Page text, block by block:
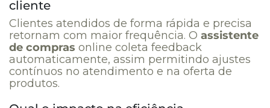
cliente
Clientes atendidos de forma rápida e precisa
retornam com maior frequência. O assistente
de compras online coleta feedback
automaticamente, assim permitindo ajustes
contínuos no atendimento e na oferta de
produtos.